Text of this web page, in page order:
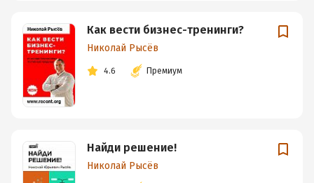
Как вести бизнес-тренинги?
Николай Рысёв
4.6 Премиум
Найди решение!
Николай Рысёв